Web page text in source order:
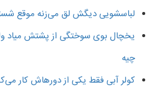
لباسشویی دیگش لق می‌زنه موقع
یخچال بوی سوختگی از پشتش میاد ولی
چیه
کولر آبی فقط یکی از دورهاش کار